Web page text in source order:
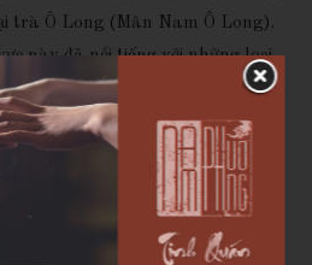
trà Ô Long (Mân Nam Ô Long).
này đã nổi tiếng với những loại
đất có khí hậu ôn hòa, lượng
trời ban tặng khí hậu đặc biệt cho
trưởng. Hiện nơi đây có hơn 60
Thiết Quan Âm, Hoàng Đán,
Ô Long, Mai Chiêm,... đều là
Khê chính vì vậy được người đời